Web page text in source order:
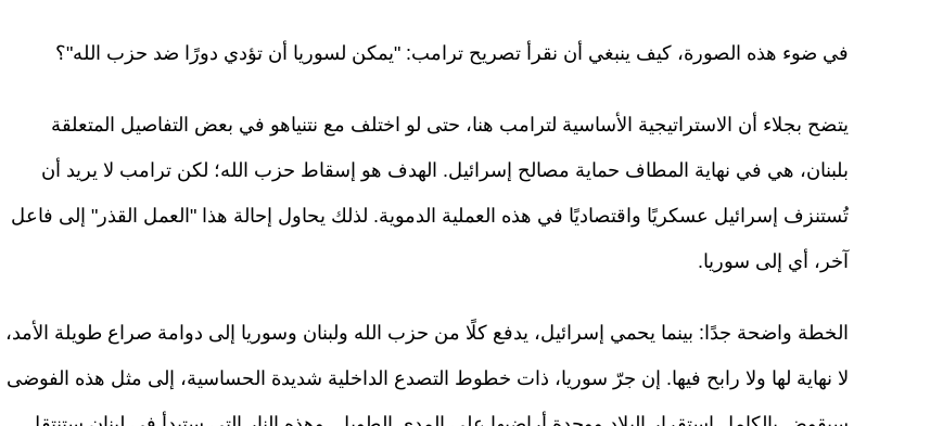
في ضوء هذه الصورة، كيف ينبغي أن نقرأ تصريح ترامب: "يمكن لسوريا أن تؤدي دورًا ضد حزب الله"؟
يتضح بجلاء أن الاستراتيجية الأساسية لترامب هنا، حتى لو اختلف مع نتنياهو في بعض التفاصيل المتعلقة
بلبنان، هي في نهاية المطاف حماية مصالح إسرائيل. الهدف هو إسقاط حزب الله؛ لكن ترامب لا يريد أن
تُستنزف إسرائيل عسكريًا واقتصاديًا في هذه العملية الدموية. لذلك يحاول إحالة هذا "العمل القذر" إلى فاعل
آخر، أي إلى سوريا.
الخطة واضحة جدًا: بينما يحمي إسرائيل، يدفع كلًا من حزب الله ولبنان وسوريا إلى دوامة صراع طويلة الأمد،
لا نهاية لها ولا رابح فيها. إن جرّ سوريا، ذات خطوط التصدع الداخلية شديدة الحساسية، إلى مثل هذه الفوضى